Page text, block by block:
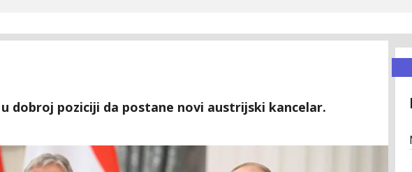
dobroj poziciji da postane novi austrijski kancelar.